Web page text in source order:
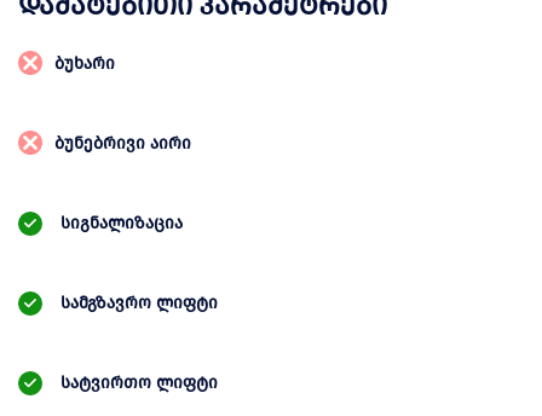
ბუხარი
ბუნებრივი აირი
სიგნალიზაცია
სამგზავრო ლიფტი
სატვირთო ლიფტი